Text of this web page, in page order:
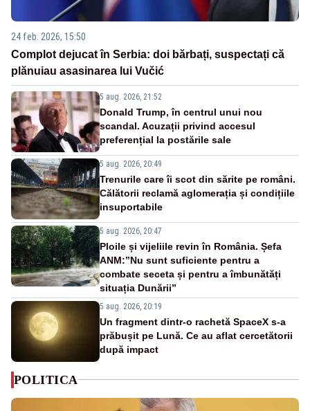
24 feb. 2026, 15:50
Complot dejucat în Serbia: doi bărbați, suspectați că
plănuiau asasinarea lui Vučić
5 aug. 2026, 21:52
Donald Trump, în centrul unui nou
scandal. Acuzații privind accesul
preferențial la postările sale
5 aug. 2026, 20:49
Trenurile care îi scot din sărite pe români.
Călătorii reclamă aglomerația și condițiile
insuportabile
5 aug. 2026, 20:47
Ploile și vijeliile revin în România. Șefa
ANM:”Nu sunt suficiente pentru a
combate seceta și pentru a îmbunătăți
situația Dunării”
5 aug. 2026, 20:19
Un fragment dintr-o rachetă SpaceX s-a
prăbușit pe Lună. Ce au aflat cercetătorii
după impact
POLITICA